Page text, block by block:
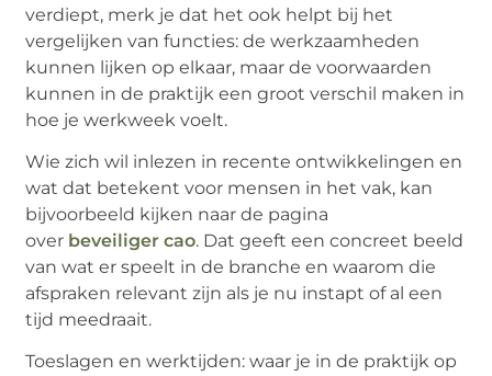
verdiept, merk je dat het ook helpt bij het
vergelijken van functies: de werkzaamheden
kunnen lijken op elkaar, maar de voorwaarden
kunnen in de praktijk een groot verschil maken in
hoe je werkweek voelt.
Wie zich wil inlezen in recente ontwikkelingen en
wat dat betekent voor mensen in het vak, kan
bijvoorbeeld kijken naar de pagina
over beveiliger cao. Dat geeft een concreet beeld
van wat er speelt in de branche en waarom die
afspraken relevant zijn als je nu instapt of al een
tijd meedraait.
Toeslagen en werktijden: waar je in de praktijk op